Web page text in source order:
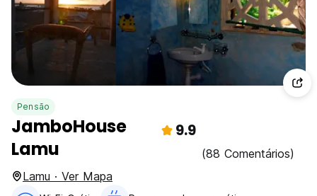
Pensão
JamboHouse
Lamu
9.9
(88 Comentários)
Lamu · Ver Mapa